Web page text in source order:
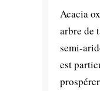
Acacia
arbre de
semi-
est